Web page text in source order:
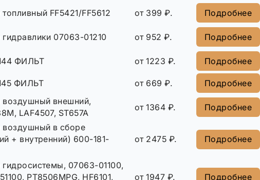
FF5421/FF5612 от 399 ₽.
Подробнее
07063-01210 от 952 ₽. Подробнее
ФИЛЬТ от 1223 ₽. Подробнее
ФИЛЬТ от 669 ₽. Подробнее
воздушный внешний,
LAF4507, ST657A
от 1364 ₽. Подробнее
воздушный в сборе
+ внутренний) 600-181-
от 2475 ₽. Подробнее
гидросистемы, 07063-01100,
PT8506MPG, HF6101,
от 1947 ₽. Подробнее